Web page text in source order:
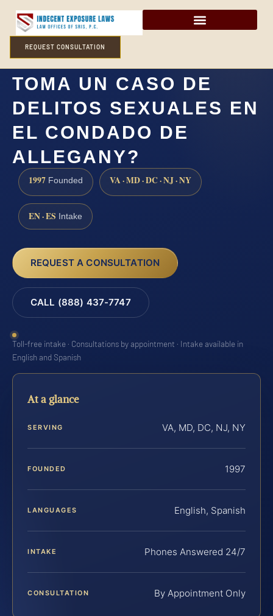
REQUEST CONSULTATION
¿CUÁNTO TIEMPO
TOMA UN CASO DE
DELITOS SEXUALES EN
EL CONDADO DE
ALLEGANY?
1997 Founded VA · MD · DC · NJ · NY
EN · ES Intake
REQUEST A CONSULTATION
CALL (888) 437-7747
Toll-free intake · Consultations by appointment · Intake available in
English and Spanish
At a glance
SERVING VA, MD, DC, NJ, NY
FOUNDED 1997
LANGUAGES English, Spanish
INTAKE Phones Answered 24/7
CONSULTATION By Appointment Only